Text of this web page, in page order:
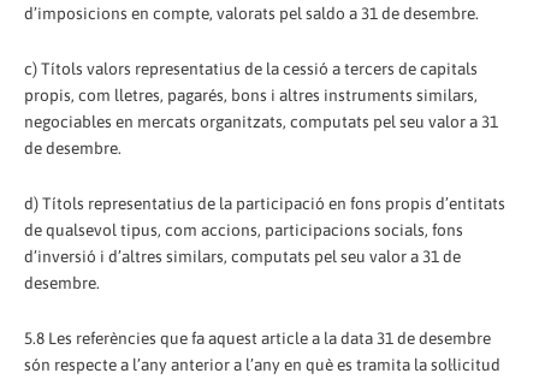
d’imposicions en compte, valorats pel saldo a 31 de desembre.
c) Títols valors representatius de la cessió a tercers de capitals
propis, com lletres, pagarés, bons i altres instruments similars,
negociables en mercats organitzats, computats pel seu valor a 31
de desembre.
d) Títols representatius de la participació en fons propis d’entitats
de qualsevol tipus, com accions, participacions socials, fons
d’inversió i d’altres similars, computats pel seu valor a 31 de
desembre.
5.8 Les referències que fa aquest article a la data 31 de desembre
són respecte a l’any anterior a l’any en què es tramita la sol·licitud